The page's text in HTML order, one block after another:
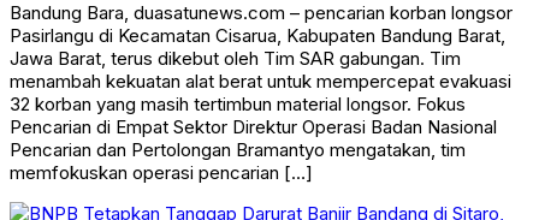
Bandung Bara, duasatunews.com – pencarian korban longsor
Pasirlangu di Kecamatan Cisarua, Kabupaten Bandung Barat,
Jawa Barat, terus dikebut oleh Tim SAR gabungan. Tim
menambah kekuatan alat berat untuk mempercepat evakuasi
32 korban yang masih tertimbun material longsor. Fokus
Pencarian di Empat Sektor Direktur Operasi Badan Nasional
Pencarian dan Pertolongan Bramantyo mengatakan, tim
memfokuskan operasi pencarian […]